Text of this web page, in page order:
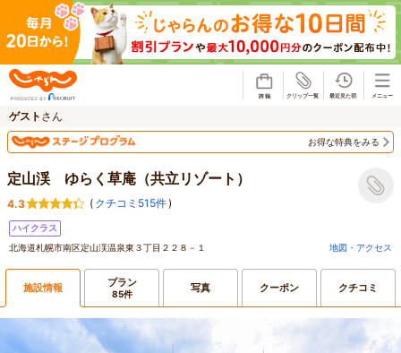
ゲスト さん
お得な特典をみる
定山渓 ゆらく草庵（共立リゾート）
4.3 ( クチコミ515件)
ハイクラス
北海道札幌市南区定山渓温泉東３丁目２２８－１
地図・アクセス
施設情報 プラン
85件 写真 クーポン クチコミ